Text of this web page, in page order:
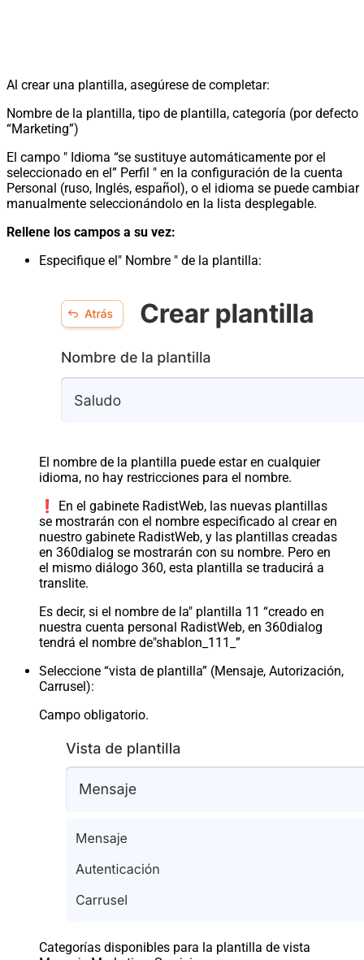
Al crear una plantilla, asegúrese de completar:
Nombre de la plantilla, tipo de plantilla, categoría (por defecto
“Marketing”)
El campo " Idioma “se sustituye automáticamente por el
seleccionado en el” Perfil " en la configuración de la cuenta
Personal (ruso, Inglés, español), o el idioma se puede cambiar
manualmente seleccionándolo en la lista desplegable.
Rellene los campos a su vez:
Especifique el" Nombre " de la plantilla:
El nombre de la plantilla puede estar en cualquier
idioma, no hay restricciones para el nombre.
❗️ En el gabinete RadistWeb, las nuevas plantillas
se mostrarán con el nombre especificado al crear en
nuestro gabinete RadistWeb, y las plantillas creadas
en 360dialog se mostrarán con su nombre. Pero en
el mismo diálogo 360, esta plantilla se traducirá a
translite.
Es decir, si el nombre de la" plantilla 11 “creado en
nuestra cuenta personal RadistWeb, en 360dialog
tendrá el nombre de"shablon_111_”
Seleccione “vista de plantilla” (Mensaje, Autorización,
Carrusel):
Campo obligatorio.
Categorías disponibles para la plantilla de vista